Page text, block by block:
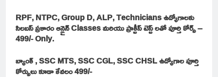
RPF, NTPC, Group D, ALP, Technicians ఉద్యోగాలకు
సిలబస్ ప్రకారం ఆన్లైన్ Classes మరియు ప్రాక్టీస్ టెస్ట్ లతో పూర్తి కోర్స్ –
499/- Only.
బ్యాంక్ , SSC MTS, SSC CGL, SSC CHSL ఉద్యోగాల పూర్తి
కోర్సులు కూడా కేవలం 499/-